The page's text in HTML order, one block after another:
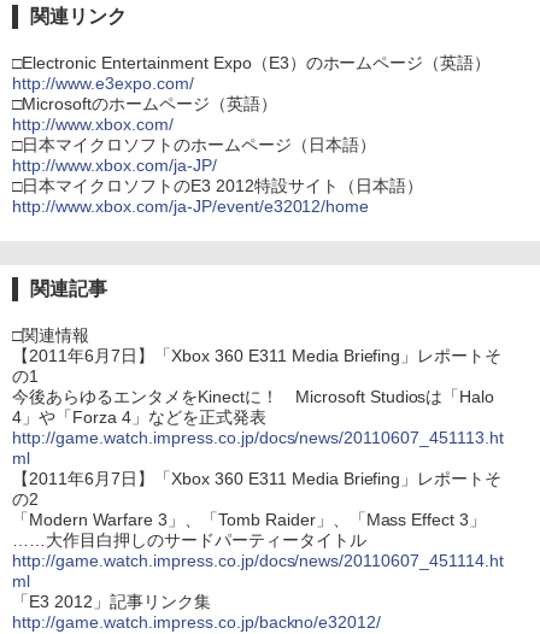
関連リンク
□Electronic Entertainment Expo（E3）のホームページ（英語）
http://www.e3expo.com/
□Microsoftのホームページ（英語）
http://www.xbox.com/
□日本マイクロソフトのホームページ（日本語）
http://www.xbox.com/ja-JP/
□日本マイクロソフトのE3 2012特設サイト（日本語）
http://www.xbox.com/ja-JP/event/e32012/home
関連記事
□関連情報
【2011年6月7日】「Xbox 360 E311 Media Briefing」レポートそ
の1
今後あらゆるエンタメをKinectに！ Microsoft Studiosは「Halo
4」や「Forza 4」などを正式発表
http://game.watch.impress.co.jp/docs/news/20110607_451113.ht
ml
【2011年6月7日】「Xbox 360 E311 Media Briefing」レポートそ
の2
「Modern Warfare 3」、「Tomb Raider」、「Mass Effect 3」
……大作目白押しのサードパーティータイトル
http://game.watch.impress.co.jp/docs/news/20110607_451114.ht
ml
「E3 2012」記事リンク集
http://game.watch.impress.co.jp/backno/e32012/